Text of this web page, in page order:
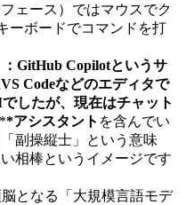
ェース）ではマウスでク
ーボードでコマンドを打
：GitHub Copilotというサ
Codeなどのエディタで
したが、現在はチャット
*アシスタント を含んでい
副操縦士」という意味
相棒というイメージです
となる「大規模言語モデ